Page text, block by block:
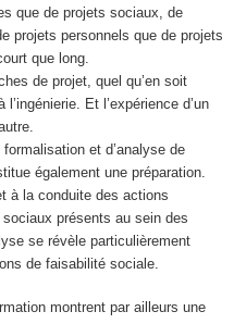
que de projets sociaux, de
projets personnels que de projets
que long.
de projet, quel qu’en soit
Et l’expérience d’un
et d’analyse de
également une préparation.
à la conduite des actions
présents au sein des
se révèle particulièrement
de faisabilité sociale.
montrent par ailleurs une